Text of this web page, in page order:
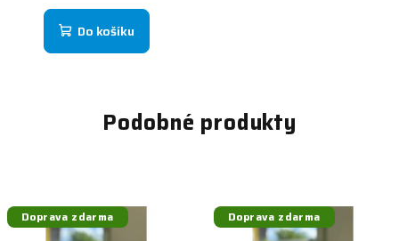
Do košíku
Podobné produkty
Doprava zdarma Doprava zdarma